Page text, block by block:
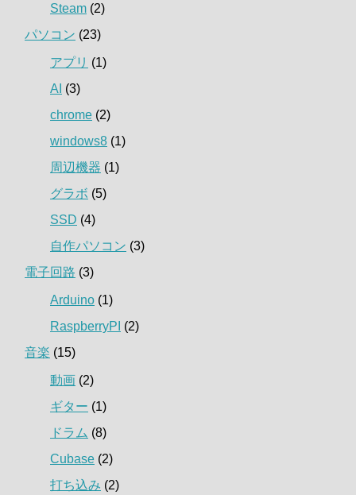
Steam (2)
パソコン (23)
アプリ (1)
AI (3)
chrome (2)
windows8 (1)
周辺機器 (1)
グラボ (5)
SSD (4)
自作パソコン (3)
電子回路 (3)
Arduino (1)
RaspberryPI (2)
音楽 (15)
動画 (2)
ギター (1)
ドラム (8)
Cubase (2)
打ち込み (2)